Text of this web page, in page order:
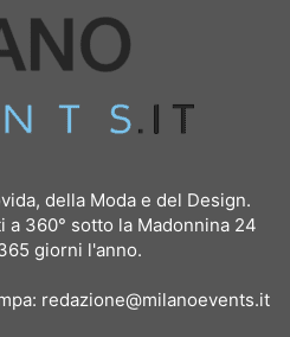
della Moda e del Design.
a 360° sotto la Madonnina 24
giorni l'anno.
redazione@milanoevents.it